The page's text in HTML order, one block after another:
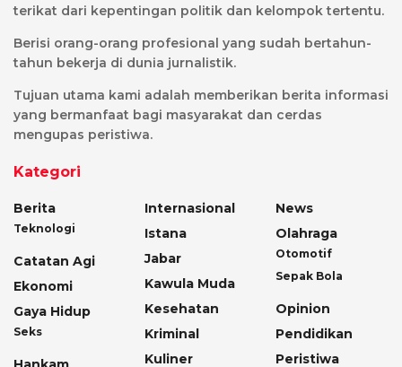
terikat dari kepentingan politik dan kelompok tertentu.
Berisi orang-orang profesional yang sudah bertahun-
tahun bekerja di dunia jurnalistik.
Tujuan utama kami adalah memberikan berita informasi
yang bermanfaat bagi masyarakat dan cerdas
mengupas peristiwa.
Kategori
Berita
Teknologi
Catatan Agi
Ekonomi
Gaya Hidup
Seks
Internasional
Istana
Jabar
Kawula Muda
Kesehatan
Kriminal
Kuliner
News
Olahraga
Otomotif
Sepak Bola
Opinion
Pendidikan
Peristiwa